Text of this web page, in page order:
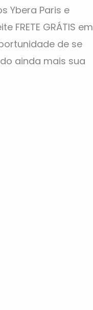
Ybera Paris e
FRETE GRÁTIS em
de se
ainda mais sua